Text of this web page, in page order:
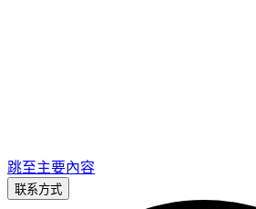
跳至主要內容
联系方式